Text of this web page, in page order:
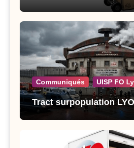
Communiqués UISP FO
Tract surpopulation